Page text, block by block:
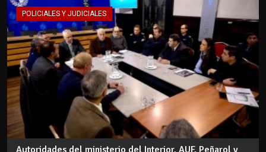
POLICIALES Y JUDICIALES
Autoridades del ministerio del Interior, AUF, Peñarol y